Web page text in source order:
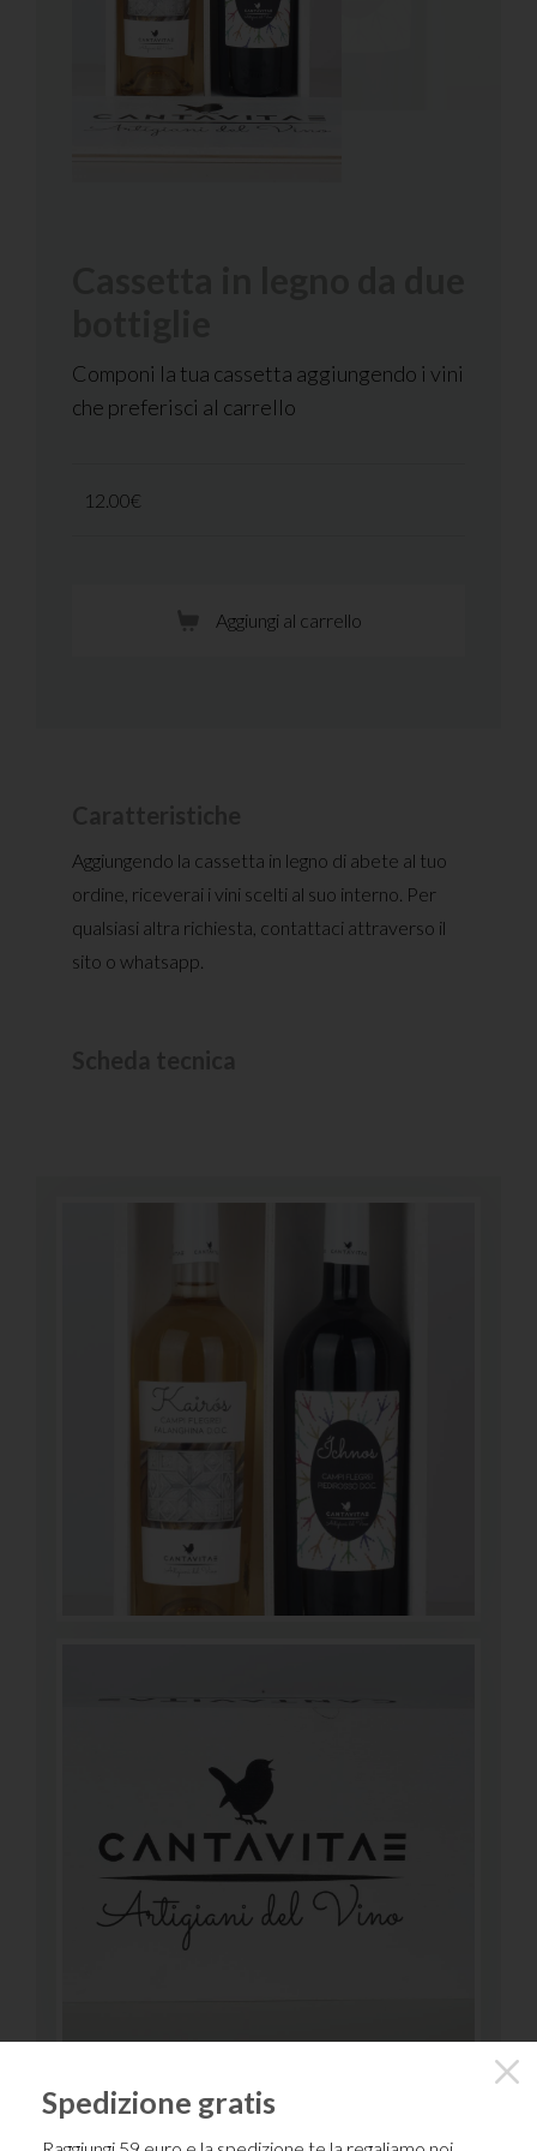
Componi la tua cassetta aggiungendo i vini
che preferisci al carrello
12.00€
Aggiungi al carrello
Aggiungendo la cassetta in legno di abete al tuo
ordine, riceverai i vini scelti al suo interno. Per
qualsiasi altra richiesta, contattaci attraverso il
sito o whatsapp.
Spedizione gratis